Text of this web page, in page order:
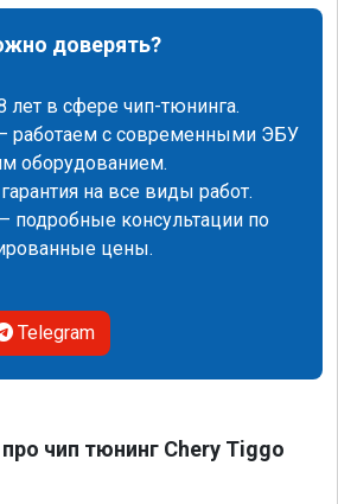
доверять?
лет в сфере чип-тюнинга.
работаем с современными ЭБУ
оборудованием.
на все виды работ.
подробные консультации по
цены.
Telegram
чип тюнинг Chery Tiggo